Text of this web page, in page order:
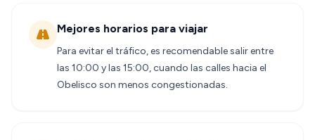
Mejores horarios para viajar
Para evitar el tráfico, es recomendable salir entre
las 10:00 y las 15:00, cuando las calles hacia el
Obelisco son menos congestionadas.